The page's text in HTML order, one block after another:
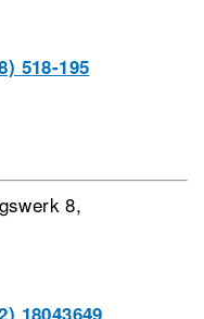
518-195
8,